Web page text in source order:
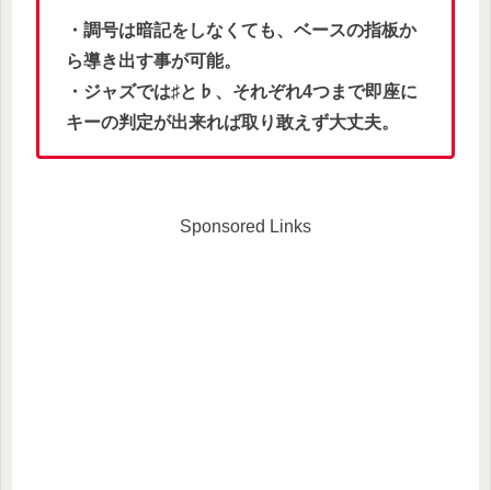
・調号は暗記をしなくても、ベースの指板か
ら導き出す事が可能。
・ジャズでは♯と♭、それぞれ4つまで即座に
キーの判定が出来れば取り敢えず大丈夫。
Sponsored Links